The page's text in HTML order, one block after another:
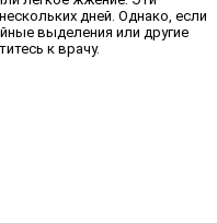
дней. Однако, если
выделения или другие
к врачу.